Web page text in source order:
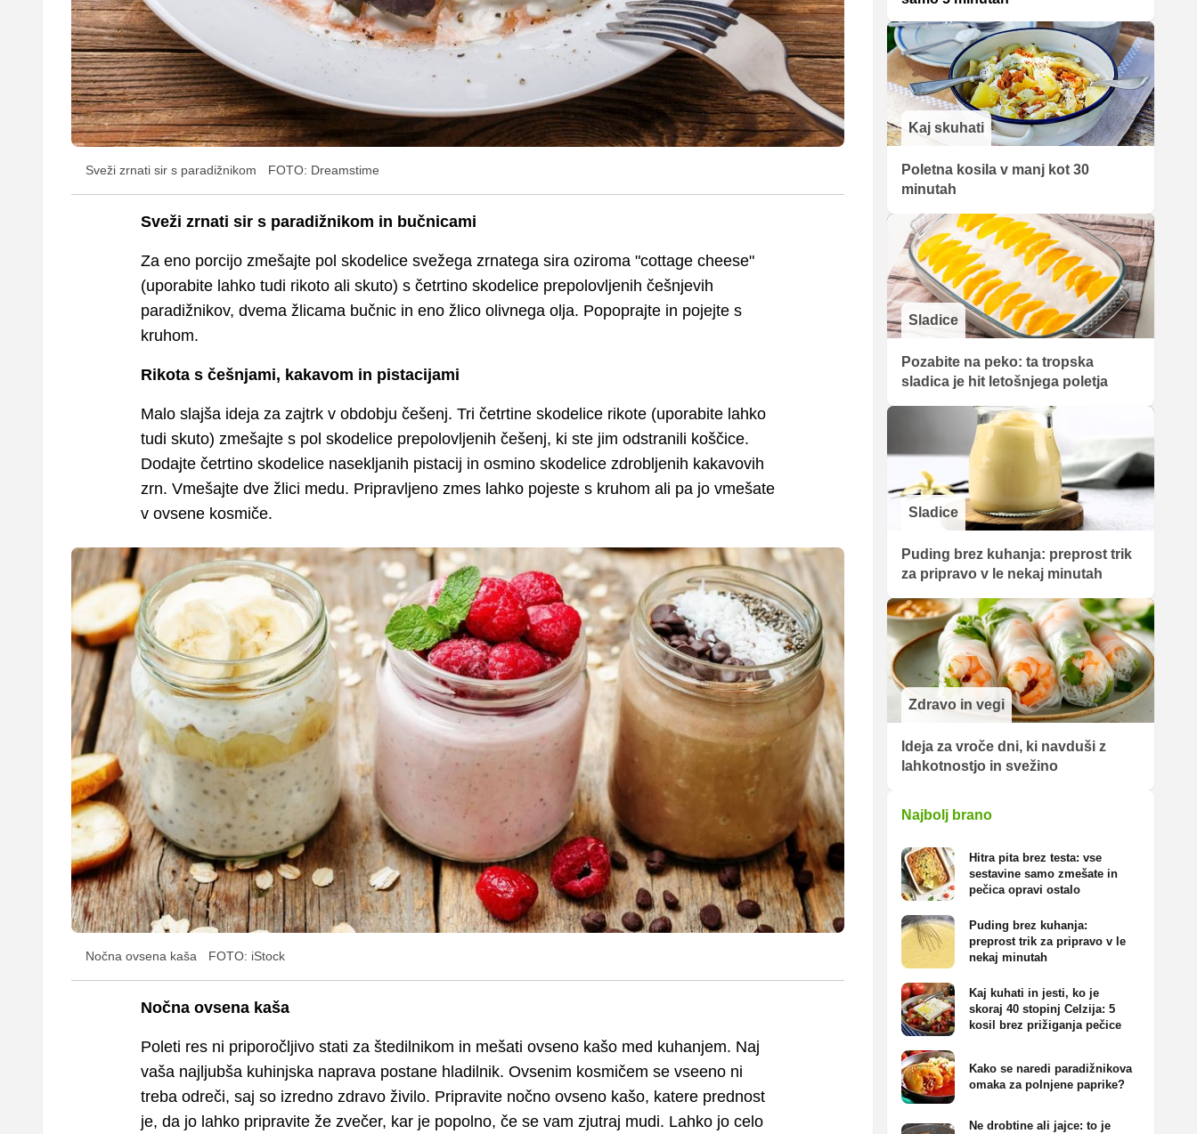
Sveži zrnati sir s paradižnikom FOTO: Dreamstime
Sveži zrnati sir s paradižnikom in bučnicami
Za eno porcijo zmešajte pol skodelice svežega zrnatega sira oziroma "cottage cheese"
(uporabite lahko tudi rikoto ali skuto) s četrtino skodelice prepolovljenih češnjevih
paradižnikov, dvema žlicama bučnic in eno žlico olivnega olja. Popoprajte in pojejte s
kruhom.
Rikota s češnjami, kakavom in pistacijami
Malo slajša ideja za zajtrk v obdobju češenj. Tri četrtine skodelice rikote (uporabite lahko
tudi skuto) zmešajte s pol skodelice prepolovljenih češenj, ki ste jim odstranili koščice.
Dodajte četrtino skodelice nasekljanih pistacij in osmino skodelice zdrobljenih kakavovih
zrn. Vmešajte dve žlici medu. Pripravljeno zmes lahko pojeste s kruhom ali pa jo vmešate
v ovsene kosmiče.
Nočna ovsena kaša FOTO: iStock
Nočna ovsena kaša
Poleti res ni priporočljivo stati za štedilnikom in mešati ovseno kašo med kuhanjem. Naj
vaša najljubša kuhinjska naprava postane hladilnik. Ovsenim kosmičem se vseeno ni
treba odreči, saj so izredno zdravo živilo. Pripravite nočno ovseno kašo, katere prednost
je, da jo lahko pripravite že zvečer, kar je popolno, če se vam zjutraj mudi. Lahko jo celo
Kaj skuhati
Poletna kosila v manj kot 30
minutah
Sladice
Pozabite na peko: ta tropska
sladica je hit letošnjega poletja
Sladice
Puding brez kuhanja: preprost trik
za pripravo v le nekaj minutah
Zdravo in vegi
Ideja za vroče dni, ki navduši z
lahkotnostjo in svežino
Najbolj brano
Hitra pita brez testa: vse
sestavine samo zmešate in
pečica opravi ostalo
Puding brez kuhanja:
preprost trik za pripravo v le
nekaj minutah
Kaj kuhati in jesti, ko je
skoraj 40 stopinj Celzija: 5
kosil brez prižiganja pečice
Kako se naredi paradižnikova
omaka za polnjene paprike?
Ne drobtine ali jajce: to je